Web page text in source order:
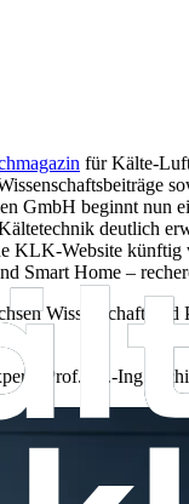
für Kälte-
GmbH beginnt
deutlich
KLK-Website
Home –
Wissenschaft
Prof. Dr.-Ing.